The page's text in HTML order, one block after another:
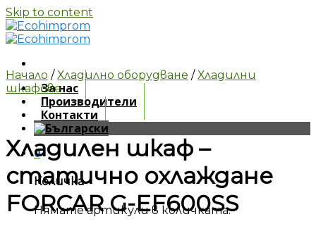
Skip to content
За нас
Производители
Контакти
0
Количка
Нямате артикули в количката.
Начало / Хладилно оборудване / Хладилни
шкафове
Хладилен шкаф –
статично охлаждане
FORCAR G-EF600SS